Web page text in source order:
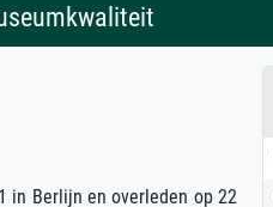
in Berlijn en overleden op 22